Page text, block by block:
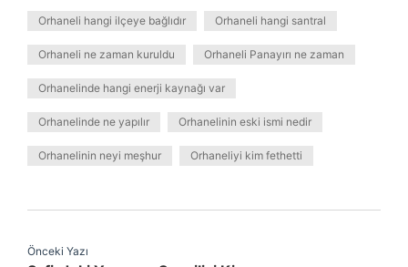
Orhaneli hangi ilçeye bağlıdır Orhaneli hangi santral
Orhaneli ne zaman kuruldu Orhaneli Panayırı ne zaman
Orhanelinde hangi enerji kaynağı var
Orhanelinde ne yapılır Orhanelinin eski ismi nedir
Orhanelinin neyi meşhur Orhaneliyi kim fethetti
Önceki Yazı